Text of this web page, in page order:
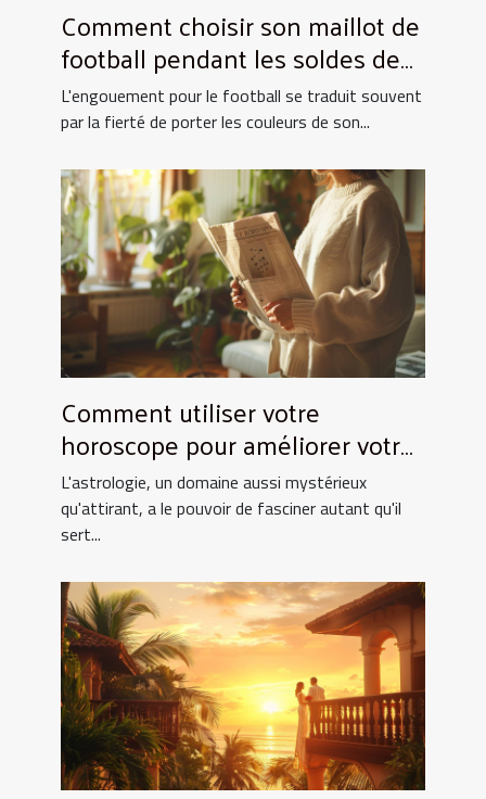
Comment choisir son maillot de
football pendant les soldes de
grande envergure
L'engouement pour le football se traduit souvent
par la fierté de porter les couleurs de son...
Comment utiliser votre
horoscope pour améliorer votre
quotidien
L'astrologie, un domaine aussi mystérieux
qu'attirant, a le pouvoir de fasciner autant qu'il
sert...